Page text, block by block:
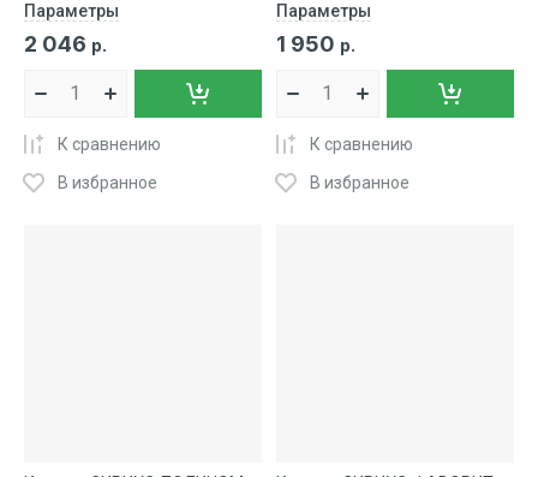
Параметры
2 046 р.
К сравнению
В избранное
Параметры
1 950 р.
К сравнению
В избранное